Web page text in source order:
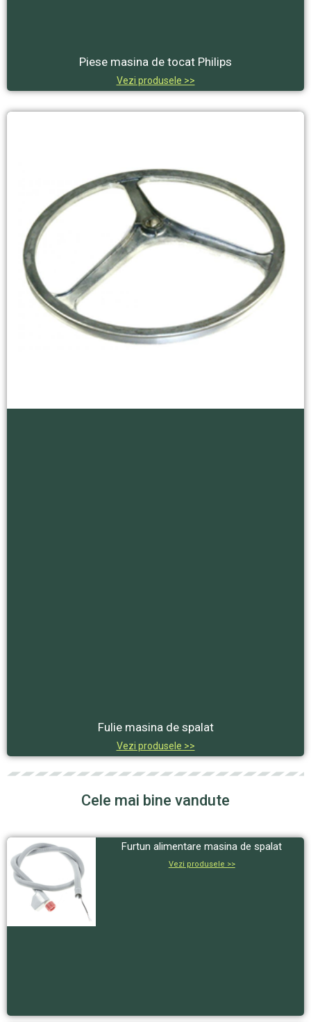
Piese masina de tocat Philips
Vezi produsele >>
Fulie masina de spalat
Vezi produsele >>
Cele mai bine vandute
Furtun alimentare masina de spalat
Vezi produsele >>